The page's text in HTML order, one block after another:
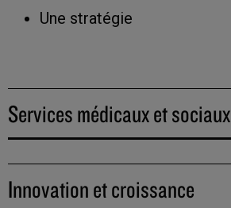
Une stratégie
Services médicaux et sociaux
Innovation et croissance